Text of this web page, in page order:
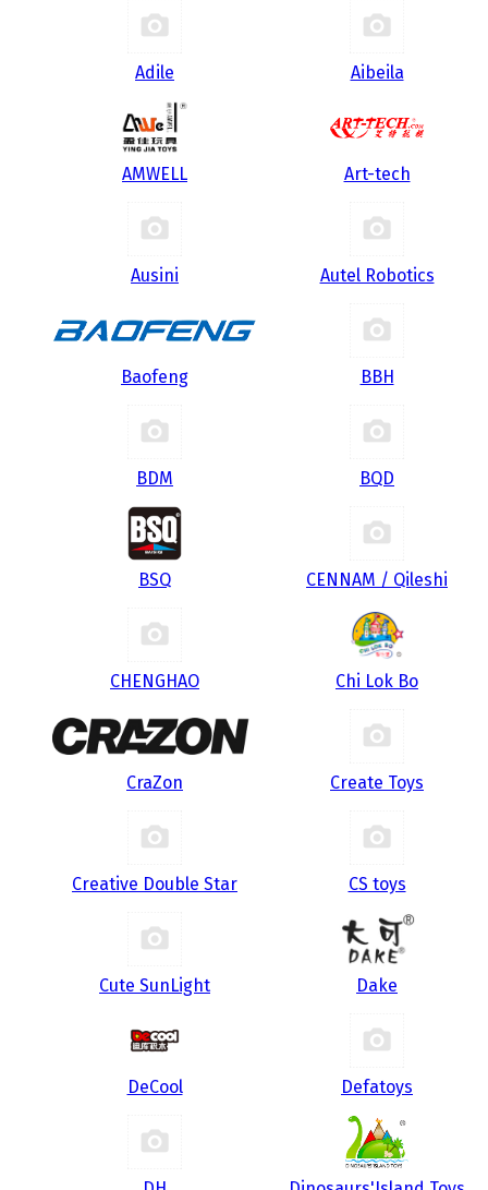
Adile Aibeila
AMWELL Art-tech
Ausini Autel Robotics
Baofeng BBH
BDM BQD
BSQ CENNAM / Qileshi
CHENGHAO Chi Lok Bo
CraZon Create Toys
Creative Double Star CS toys
Cute SunLight Dake
DeCool Defatoys